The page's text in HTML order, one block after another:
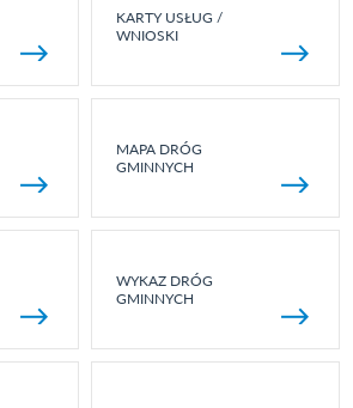
KARTY USŁUG /
WNIOSKI
MAPA DRÓG
GMINNYCH
WYKAZ DRÓG
GMINNYCH